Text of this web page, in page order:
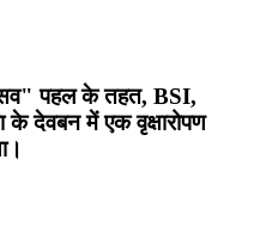
पहल के तहत, BSI,
के देवबन में एक वृक्षारोपण